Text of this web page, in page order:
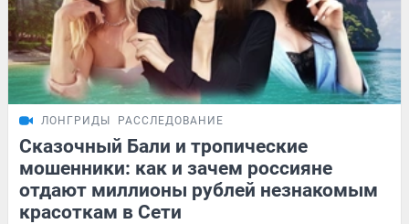
ЛОНГРИДЫ РАССЛЕДОВАНИЕ
Сказочный Бали и тропические
мошенники: как и зачем россияне
отдают миллионы рублей незнакомым
красоткам в Сети